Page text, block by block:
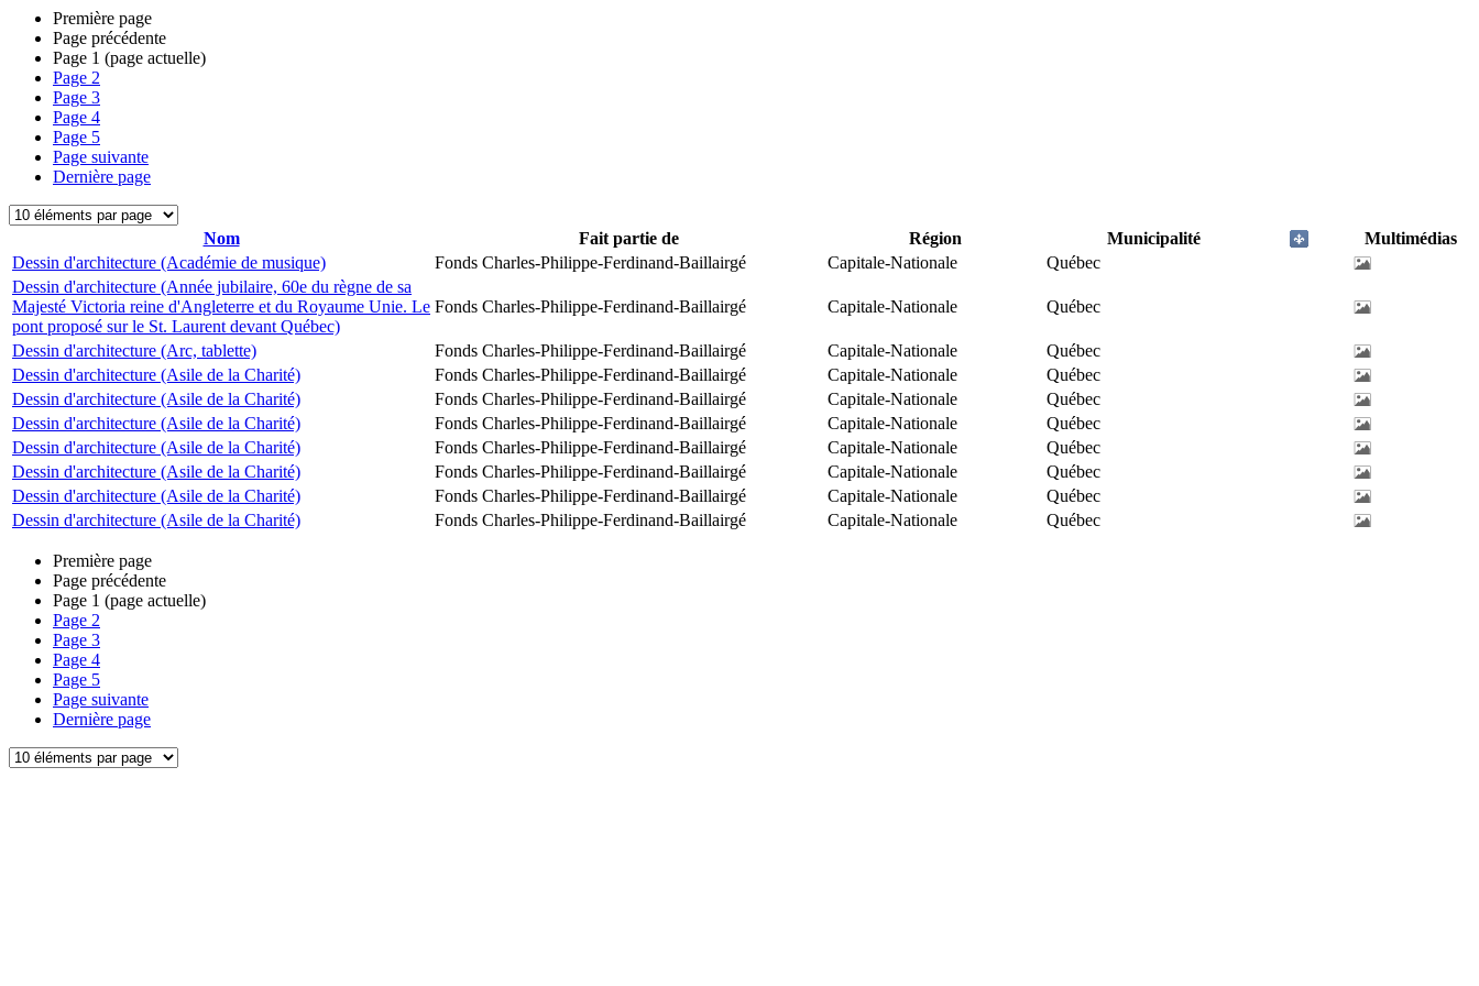
Première page
Page précédente
Page 1 (page actuelle)
Page 2
Page 3
Page 4
Page 5
Page suivante
Dernière page
Nom Fait partie de Région Municipalité
Multimédias
Dessin d'architecture (Académie de musique)
Fonds Charles-Philippe-Ferdinand-Baillairgé Capitale-Nationale
Québec
Dessin d'architecture (Année jubilaire, 60e du règne de sa
Majesté Victoria reine d'Angleterre et du Royaume Unie. Le
pont proposé sur le St. Laurent devant Québec)
Fonds Charles-Philippe-Ferdinand-Baillairgé Capitale-Nationale Québec
Dessin d'architecture (Arc, tablette) Fonds Charles-Philippe-Ferdinand-Baillairgé Capitale-Nationale
Québec
Dessin d'architecture (Asile de la Charité)
Fonds Charles-Philippe-Ferdinand-Baillairgé Capitale-Nationale
Québec
Dessin d'architecture (Asile de la Charité)
Fonds Charles-Philippe-Ferdinand-Baillairgé Capitale-Nationale
Québec
Dessin d'architecture (Asile de la Charité)
Fonds Charles-Philippe-Ferdinand-Baillairgé Capitale-Nationale
Québec
Dessin d'architecture (Asile de la Charité)
Fonds Charles-Philippe-Ferdinand-Baillairgé Capitale-Nationale
Québec
Dessin d'architecture (Asile de la Charité)
Fonds Charles-Philippe-Ferdinand-Baillairgé Capitale-Nationale
Québec
Dessin d'architecture (Asile de la Charité)
Fonds Charles-Philippe-Ferdinand-Baillairgé Capitale-Nationale
Québec
Dessin d'architecture (Asile de la Charité)
Fonds Charles-Philippe-Ferdinand-Baillairgé Capitale-Nationale Québec
Première page
Page précédente
Page 1 (page actuelle)
Page 2
Page 3
Page 4
Page 5
Page suivante
Dernière page